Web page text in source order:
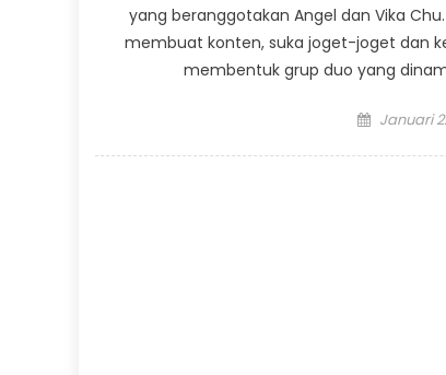
yang beranggotakan Angel dan Vika
membuat konten, suka joget-joget dan
membentuk grup duo yang
Posted
Januari